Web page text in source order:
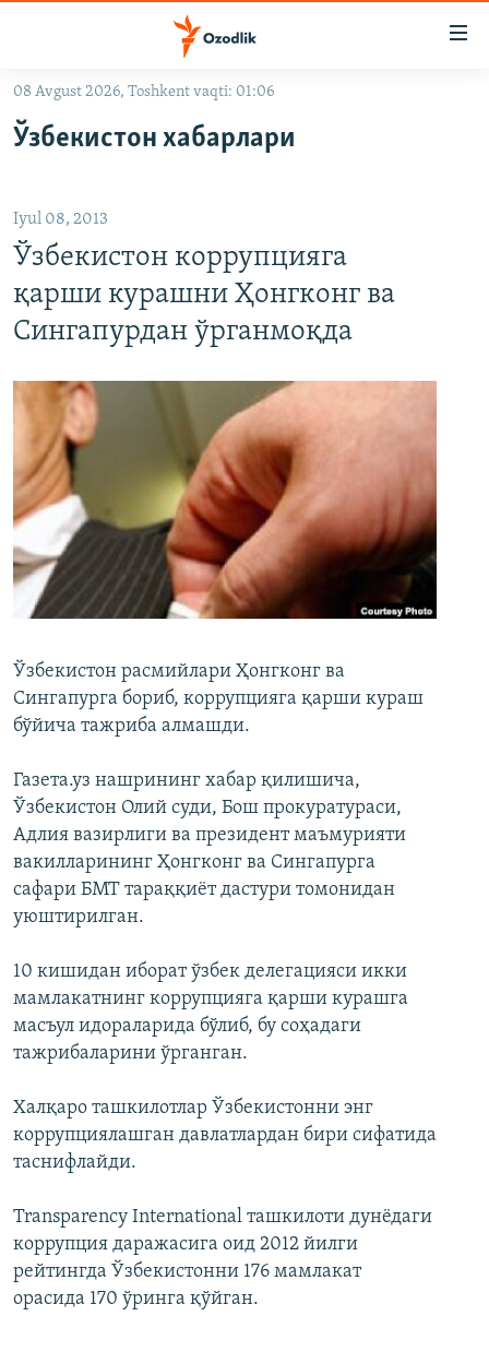
Асосий
Қидиришга
ўтинг
OZODLIK SURISHTIRUVLARI
На русском
ИЖТИМОИЙ ТАРМОҚЛАР
Озодлик бошқа тилларда
08 Avgust 2026, Toshkent vaqti: 01:06
Ўзбекистон хабарлари
Iyul 08, 2013
Ўзбекистон коррупцияга
қарши курашни Ҳонгконг ва
Сингапурдан ўрганмоқда
Ўзбекистон расмийлари Ҳонгконг ва
Сингапурга бориб, коррупцияга қарши кураш
бўйича тажриба алмашди.
Газета.уз нашрининг хабар қилишича,
Ўзбекистон Олий суди, Бош прокуратураси,
Адлия вазирлиги ва президент маъмурияти
вакилларининг Ҳонгконг ва Сингапурга
сафари БМТ тараққиёт дастури томонидан
уюштирилган.
10 кишидан иборат ўзбек делегацияси икки
мамлакатнинг коррупцияга қарши курашга
масъул идораларида бўлиб, бу соҳадаги
тажрибаларини ўрганган.
Халқаро ташкилотлар Ўзбекистонни энг
коррупциялашган давлатлардан бири сифатида
таснифлайди.
Transparency International ташкилоти дунёдаги
коррупция даражасига оид 2012 йилги
рейтингда Ўзбекистонни 176 мамлакат
орасида 170 ўринга қўйган.